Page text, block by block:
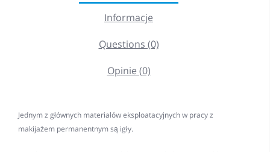
Informacje
Questions (0)
Opinie (0)
Jednym z głównych materiałów eksploatacyjnych w pracy z
makijażem permanentnym są igły.